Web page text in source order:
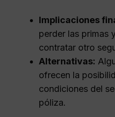
Implicaciones
perder las primas
contratar otro
Alternativas:
ofrecen la
condiciones del
póliza.